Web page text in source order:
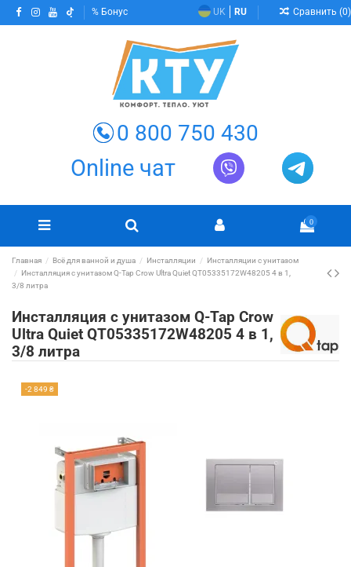
Бонус UK RU Сравнить (0)
0 800 750 430
Online чат
0
Главная Всё для ванной и душа Инсталляции
Инсталляции с унитазом
Инсталляция с унитазом Q-Tap Crow Ultra Quiet QT05335172W48205 4 в 1,
3/8 литра
Инсталляция с унитазом Q-Tap Crow
Ultra Quiet QT05335172W48205 4 в 1,
3/8 литра
-2 849 ₴